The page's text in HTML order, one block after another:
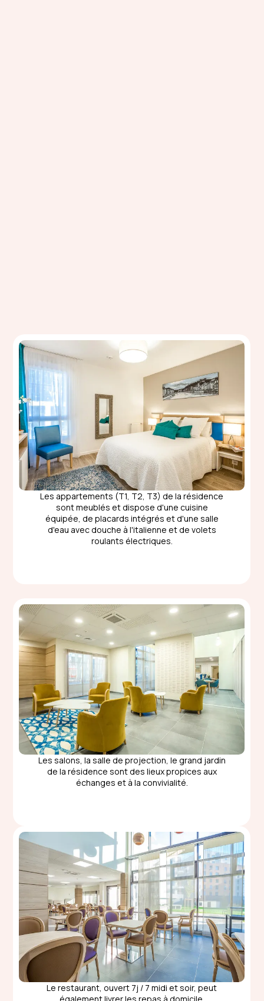
Les appartements (T1, T2, T3) de la résidence
sont meublés et dispose d'une cuisine
équipée, de placards intégrés et d'une salle
d'eau avec douche à l'italienne et de volets
roulants électriques.
Les salons, la salle de projection, le grand jardin
de la résidence sont des lieux propices aux
échanges et à la convivialité.
Le restaurant, ouvert 7j / 7 midi et soir, peut